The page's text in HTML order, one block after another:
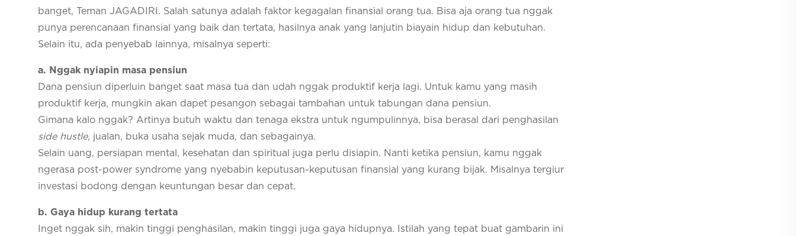
banget, Teman JAGADIRI. Salah satunya adalah faktor kegagalan finansial orang tua. Bisa aja orang tua nggak
punya perencanaan finansial yang baik dan tertata, hasilnya anak yang lanjutin biayain hidup dan kebutuhan.
Selain itu, ada penyebab lainnya, misalnya seperti:
a. Nggak nyiapin masa pensiun
Dana pensiun diperluin banget saat masa tua dan udah nggak produktif kerja lagi. Untuk kamu yang masih
produktif kerja, mungkin akan dapet pesangon sebagai tambahan untuk tabungan dana pensiun.
Gimana kalo nggak? Artinya butuh waktu dan tenaga ekstra untuk ngumpulinnya, bisa berasal dari penghasilan
side hustle, jualan, buka usaha sejak muda, dan sebagainya.
Selain uang, persiapan mental, kesehatan dan spiritual juga perlu disiapin. Nanti ketika pensiun, kamu nggak
ngerasa post-power syndrome yang nyebabin keputusan-keputusan finansial yang kurang bijak. Misalnya tergiur
investasi bodong dengan keuntungan besar dan cepat.
b. Gaya hidup kurang tertata
Inget nggak sih, makin tinggi penghasilan, makin tinggi juga gaya hidupnya. Istilah yang tepat buat gambarin ini